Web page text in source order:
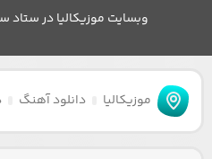
وبسایت موزیکالیا در
موزیکالیا دانلود آهنگ